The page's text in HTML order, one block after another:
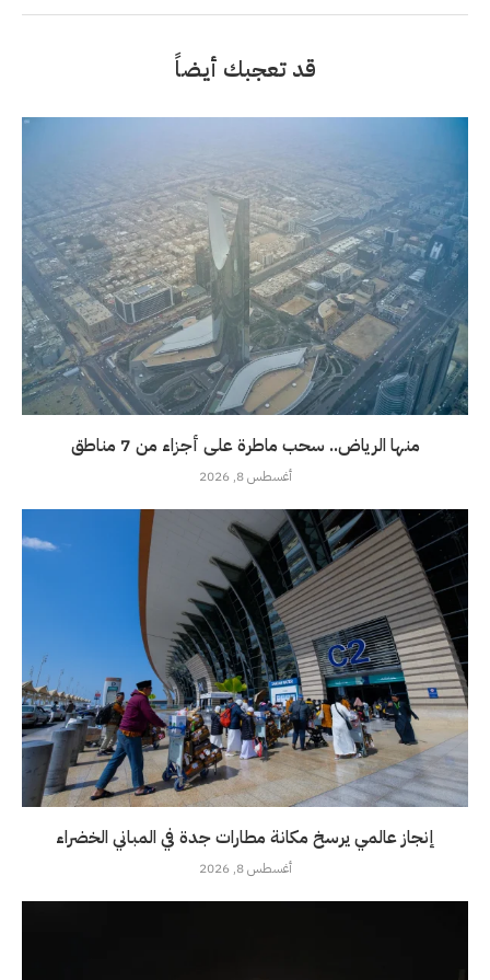
قد تعجبك أيضاً
منها الرياض.. سحب ماطرة على أجزاء من 7 مناطق
أغسطس 8, 2026
إنجاز عالمي يرسخ مكانة مطارات جدة في المباني الخضراء
أغسطس 8, 2026